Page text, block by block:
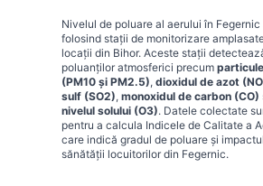
Nivelul de poluare al aerului în Fegernic
folosind stații de monitorizare
locații din Bihor. Aceste stații
poluanților atmosferici precum
(PM10 și PM2.5), dioxidul de azot
sulf (SO2), monoxidul de carbon (CO)
nivelul solului (O3). Datele colectate
pentru a calcula Indicele de Calitate a
care indică gradul de poluare și
sănătății locuitorilor din Fegernic.